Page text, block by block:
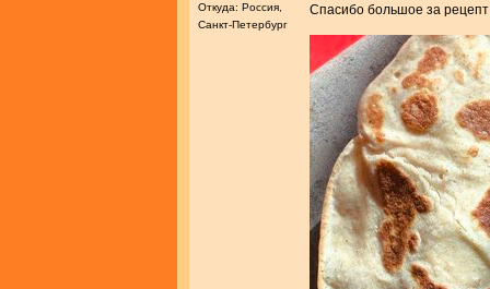
Откуда: Россия,
Санкт-Петербург
Спасибо большое за